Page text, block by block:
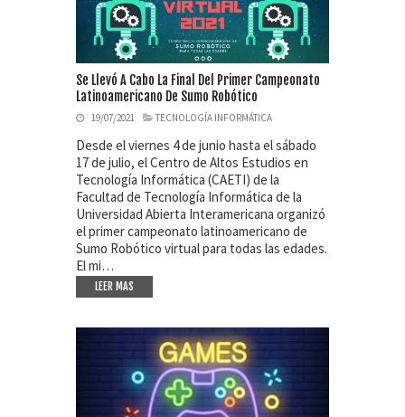
Se Llevó A Cabo La Final Del Primer Campeonato
Latinoamericano De Sumo Robótico
19/07/2021 TECNOLOGÍA INFORMÁTICA
Desde el viernes 4 de junio hasta el sábado
17 de julio, el Centro de Altos Estudios en
Tecnología Informática (CAETI) de la
Facultad de Tecnología Informática de la
Universidad Abierta Interamericana organizó
el primer campeonato latinoamericano de
Sumo Robótico virtual para todas las edades.
El mi…
LEER MAS